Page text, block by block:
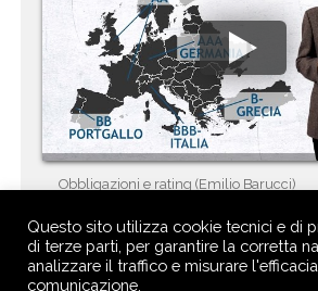
Obbligazioni e rating (Emilio Barucci)
Questo sito utilizza cookie tecnici e di
di terze parti, per garantire la corretta
analizzare il traffico e misurare
comunicazione.